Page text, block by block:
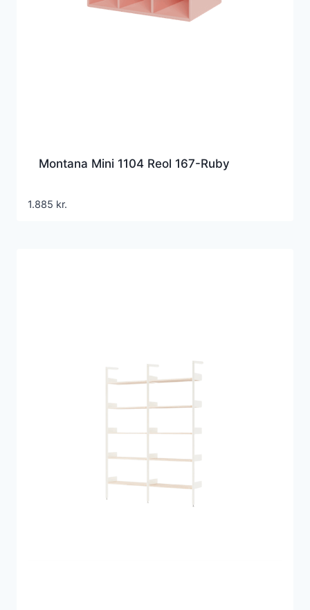
Montana Mini 1104 Reol 167-Ruby
1.885 kr.